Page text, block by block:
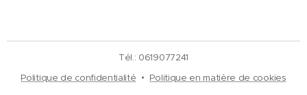
Tél.: 0619077241
Politique de confidentialité
Politique en matière de cookies